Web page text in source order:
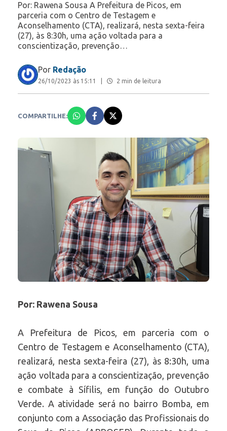
Por: Rawena Sousa A Prefeitura de Picos, em
parceria com o Centro de Testagem e
Aconselhamento (CTA), realizará, nesta sexta-feira
(27), às 8:30h, uma ação voltada para a
conscientização, prevenção…
Por Redação
26/10/2023 às 15:11 2 min de leitura
COMPARTILHE:
Por: Rawena Sousa
A Prefeitura de Picos, em parceria com o
Centro de Testagem e Aconselhamento (CTA),
realizará, nesta sexta-feira (27), às 8:30h, uma
ação voltada para a conscientização, prevenção
e combate à Sífilis, em função do Outubro
Verde. A atividade será no bairro Bomba, em
conjunto com a Associação das Profissionais do